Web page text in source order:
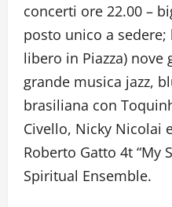
concerti ore 22.00 –
posto unico a
libero in Piazza)
grande musica jazz,
brasiliana con
Civello, Nicky Nicolai
Roberto Gatto 4t “My
Spiritual Ensemble.